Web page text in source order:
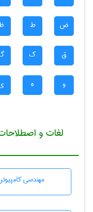
ض ط
ق ک
و ه
لغات و
مهندسی كامپيوتر